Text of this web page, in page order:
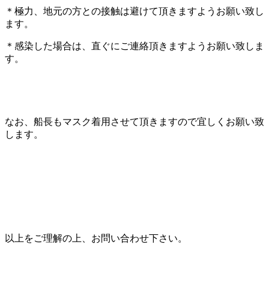
＊極力、地元の方との接触は避けて頂きますようお願い致し
ます。
＊感染した場合は、直ぐにご連絡頂きますようお願い致しま
す。
なお、船長もマスク着用させて頂きますので宜しくお願い致
します。
以上をご理解の上、お問い合わせ下さい。